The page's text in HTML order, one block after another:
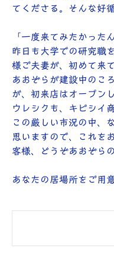
てくださる。そんな好
「一度来てみたかった
昨日も大学での研究職
様ご夫妻が、初めて来
あおぞらが建設中のこ
が、初来店はオープン
ウレシクも、キビシイ
この厳しい市況の中、
思いますので、これを
客様、どうぞあおぞら
あなたの居場所をご用